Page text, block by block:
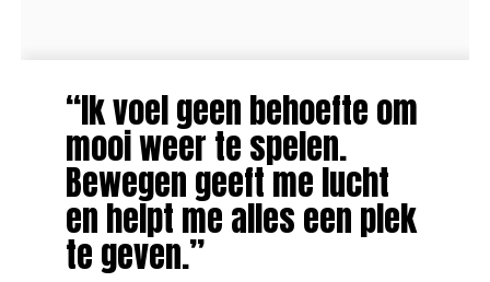
“Ik voel geen behoefte om
mooi weer te spelen.
Bewegen geeft me lucht
en helpt me alles een plek
te geven.”